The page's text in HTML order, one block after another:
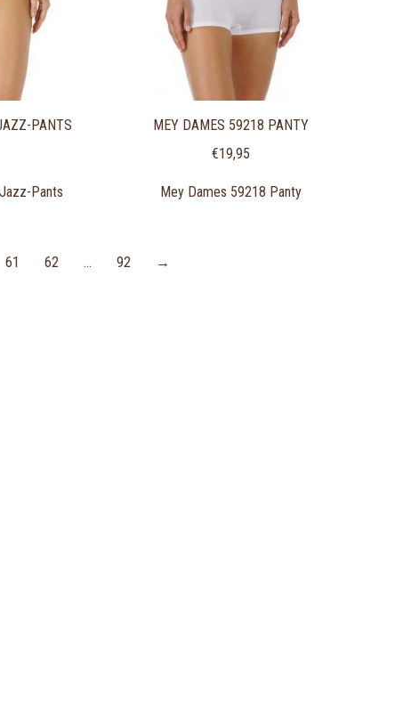
PANTS
Pants
MEY DAMES 59218 PANTY
€19,95
Mey Dames 59218 Panty
61 62 … 92 →